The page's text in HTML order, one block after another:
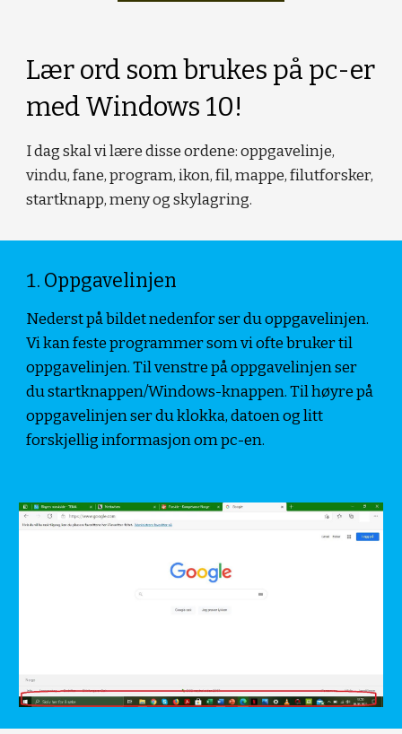
Lær ord som brukes på pc-er
med Windows 10!
I dag skal vi lære disse ordene: oppgavelinje,
vindu, fane, program, ikon, fil, mappe, filutforsker,
startknapp, meny og skylagring.
Oppgavelinjen
Nederst på bildet nedenfor ser du oppgavelinjen.
Vi kan feste programmer som vi ofte bruker til
oppgavelinjen. Til venstre på oppgavelinjen ser
du startknappen/Windows-knappen. Til høyre på
oppgavelinjen ser du klokka, datoen og litt
forskjellig informasjon om pc-en.